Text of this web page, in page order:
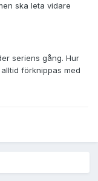
ska leta vidare
seriens gång. Hur
förknippas med